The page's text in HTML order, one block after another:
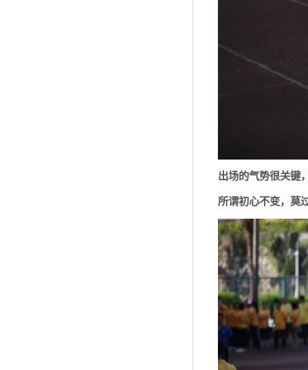
出场的气势很关键
所谓初心不变，莫